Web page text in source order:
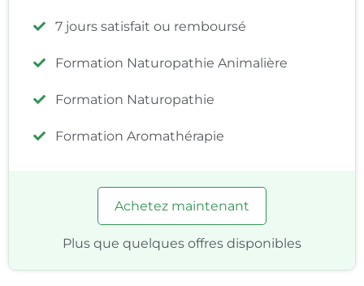
7 jours satisfait ou remboursé
Formation Naturopathie Animalière
Formation Naturopathie
Formation Aromathérapie
Achetez maintenant
Plus que quelques offres disponibles